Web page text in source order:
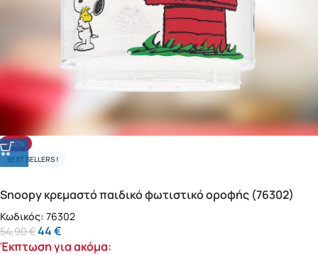
-20%
BEST SELLERS !
Snoopy κρεμαστό παιδικό φωτιστικό οροφής (76302)
Κωδικός: 76302
54,90€44€
Έκπτωση για ακόμα: